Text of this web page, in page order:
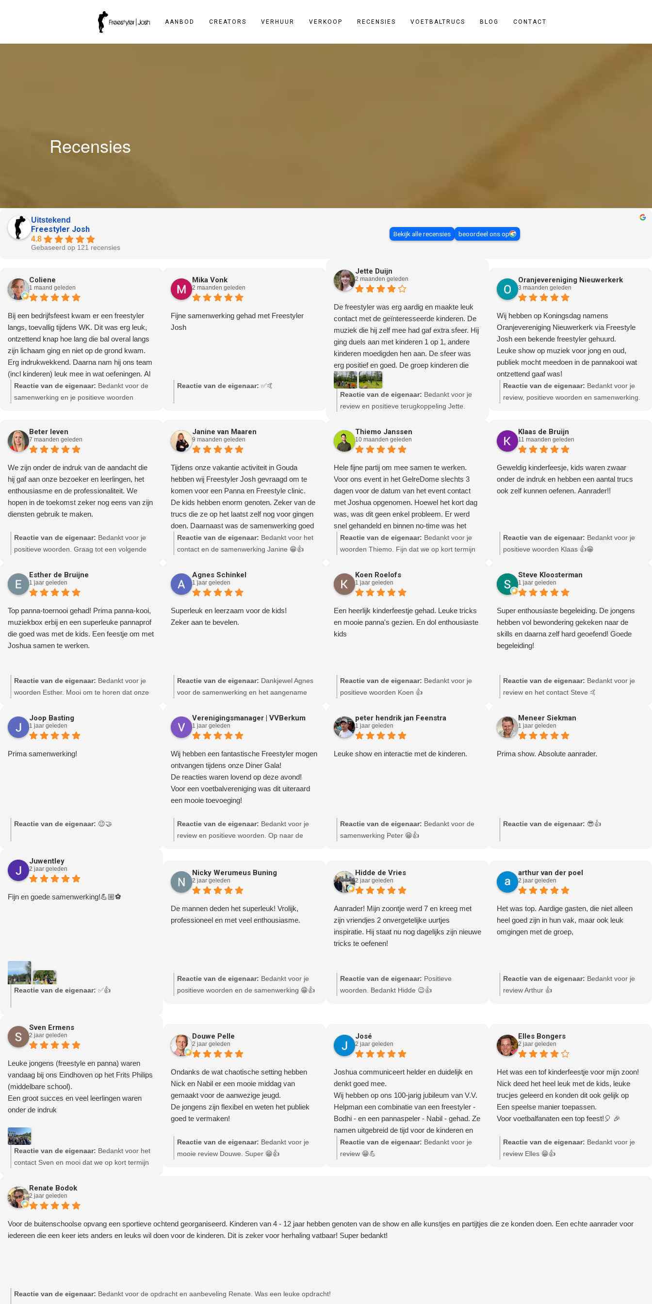
AANBOD CREATORS VERHUUR VERKOOP RECENSIES VOETBALTRUCS BLOG CONTACT
Recensies
Uitstekend
Freestyler Josh
4.8
Gebaseerd op 121 recensies
Bekijk alle recensies beoordeel ons op
Coliene
1 maand geleden
Bij een bedrijfsfeest kwam er een freestyler
langs, toevallig tijdens WK. Dit was erg leuk,
ontzettend knap hoe lang die bal overal langs
zijn lichaam ging en niet op de grond kwam.
Erg indrukwekkend. Daarna nam hij ons team
(incl kinderen) leuk mee in wat oefeningen. Al
met al leuk & geslaagd!
Reactie van de eigenaar: Bedankt voor de
samenwerking en je positieve woorden
Mika Vonk
2 maanden geleden
Fijne samenwerking gehad met Freestyler
Josh
Reactie van de eigenaar: ✅🤙
Jette Duijn
2 maanden geleden
De freestyler was erg aardig en maakte leuk
contact met de geïnteresseerde kinderen. De
muziek die hij zelf mee had gaf extra sfeer. Hij
ging duels aan met kinderen 1 op 1, andere
kinderen moedigden hen aan. De sfeer was
erg positief en goed. De groep kinderen die
erbij waren vonden het superleuk! Achteraf
sprak hij de kinderen ook nog aan om goed te
oefenen voor een volgende keer, wat ze erg
leuk vonden!
Koningsdag, het was een groot succes!
Reactie van de eigenaar: Bedankt voor je
review en positieve terugkoppeling Jette.
Oranjevereniging Nieuwerkerk
3 maanden geleden
Wij hebben op Koningsdag namens
Oranjevereniging Nieuwerkerk via Freestyle
Josh een bekende freestyler gehuurd.
Leuke show op muziek voor jong en oud,
publiek mocht meedoen in de pannakooi wat
ontzettend gaaf was!
We zouden Nick Zieren krijgen, maar hij was
op het laatste moment verhinderd.
Wij raden Freestyle Josh zeker aan bij
iedereen!!
Reactie van de eigenaar: Bedankt voor je
review, positieve woorden en samenwerking.
Beter leven
7 maanden geleden
We zijn onder de indruk van de aandacht die
hij gaf aan onze bezoeker en leerlingen, het
enthousiasme en de professionaliteit. We
hopen in de toekomst zeker nog eens van zijn
diensten gebruik te maken.
Reactie van de eigenaar: Bedankt voor je
positieve woorden. Graag tot een volgende
Janine van Maaren
9 maanden geleden
Tijdens onze vakantie activiteit in Gouda
hebben wij Freestyler Josh gevraagd om te
komen voor een Panna en Freestyle clinic.
De kids hebben enorm genoten. Zeker van de
trucs die ze op het laatst zelf nog voor gingen
doen. Daarnaast was de samenwerking goed
en professioneel.
Reactie van de eigenaar: Bedankt voor het
contact en de samenwerking Janine 😁👍
Thiemo Janssen
10 maanden geleden
Hele fijne partij om mee samen te werken.
Voor ons event in het GelreDome slechts 3
dagen voor de datum van het event contact
met Joshua opgenomen. Hoewel het kort dag
was, was dit geen enkel probleem. Er werd
snel gehandeld en binnen no-time was het
gefixt. Op de dag zelf waren freestyle
voetballers Nick en Tim tijdens de inloop van
verwelkomen en dit deden ze fantastisch! Hun
enthousiasme was precies wat we nodig
hadden om de 30-50jarige zakelijke doelgroep
meteen aan het begin van de dag te prikkelen
en uit hun comfortzone te halen.
Ik raad deze partij zeker aan!
Reactie van de eigenaar: Bedankt voor je
woorden Thiemo. Fijn dat we op kort termijn
samen konden werken. Zegen met alle
werkzaamheden.
Klaas de Bruijn
11 maanden geleden
Geweldig kinderfeesje, kids waren zwaar
onder de indruk en hebben een aantal trucs
ook zelf kunnen oefenen. Aanrader!!
Reactie van de eigenaar: Bedankt voor je
positieve woorden Klaas 👍😁
Esther de Bruijne
1 jaar geleden
Top panna-toernooi gehad! Prima panna-kooi,
muziekbox erbij en een superleuke pannaprof
die goed was met de kids. Een feestje om met
Joshua samen te werken.
Reactie van de eigenaar: Bedankt voor je
woorden Esther. Mooi om te horen dat onze
als relaxed en plezierig ervaren. Dank voor
het vertrouwen!
Agnes Schinkel
1 jaar geleden
Superleuk en leerzaam voor de kids!
Zeker aan te bevelen.
Reactie van de eigenaar: Dankjewel Agnes
voor de samenwerking en het aangename
Koen Roelofs
1 jaar geleden
Een heerlijk kinderfeestje gehad. Leuke tricks
en mooie panna's gezien. En dol enthousiaste
kids
Reactie van de eigenaar: Bedankt voor je
positieve woorden Koen 👍
Steve Kloosterman
1 jaar geleden
Super enthousiaste begeleiding. De jongens
hebben vol bewondering gekeken naar de
skills en daarna zelf hard geoefend! Goede
begeleiding!
Reactie van de eigenaar: Bedankt voor je
review en het contact Steve 🤙
Joop Basting
1 jaar geleden
Prima samenwerking!
Reactie van de eigenaar: 😉🤝
Verenigingsmanager | VVBerkum
1 jaar geleden
Wij hebben een fantastische Freestyler mogen
ontvangen tijdens onze Diner Gala!
De reacties waren lovend op deze avond!
Voor een voetbalvereniging was dit uiteraard
een mooie toevoeging!
Reactie van de eigenaar: Bedankt voor je
review en positieve woorden. Op naar de
peter hendrik jan Feenstra
1 jaar geleden
Leuke show en interactie met de kinderen.
Reactie van de eigenaar: Bedankt voor de
samenwerking Peter 😁👍
Meneer Siekman
1 jaar geleden
Prima show. Absolute aanrader.
Reactie van de eigenaar: 😎👍
Juwentley
2 jaar geleden
Fijn en goede samenwerking!💪🏼⚽️
Reactie van de eigenaar: ✅👍
Nicky Werumeus Buning
2 jaar geleden
De mannen deden het superleuk! Vrolijk,
professioneel en met veel enthousiasme.
Reactie van de eigenaar: Bedankt voor je
positieve woorden en de samenwerking 😁👍
Hidde de Vries
2 jaar geleden
Aanrader! Mijn zoontje werd 7 en kreeg met
zijn vriendjes 2 onvergetelijke uurtjes
inspiratie. Hij staat nu nog dagelijks zijn nieuwe
tricks te oefenen!
Reactie van de eigenaar: Positieve
woorden. Bedankt Hidde 😉👍
arthur van der poel
2 jaar geleden
Het was top. Aardige gasten, die niet alleen
heel goed zijn in hun vak, maar ook leuk
omgingen met de groep,
Reactie van de eigenaar: Bedankt voor je
review Arthur 👍
Sven Ermens
2 jaar geleden
Leuke jongens (freestyle en panna) waren
vandaag bij ons Eindhoven op het Frits Philips
(middelbare school).
Een groot succes en veel leerlingen waren
onder de indruk
Reactie van de eigenaar: Bedankt voor het
contact Sven en mooi dat we op kort termijn
Douwe Pelle
2 jaar geleden
Ondanks de wat chaotische setting hebben
Nick en Nabil er een mooie middag van
gemaakt voor de aanwezige jeugd.
De jongens zijn flexibel en weten het publiek
goed te vermaken!
Reactie van de eigenaar: Bedankt voor je
mooie review Douwe. Super 😁👍
José
2 jaar geleden
Joshua communiceert helder en duidelijk en
denkt goed mee.
Wij hebben op ons 100-jarig jubileum van V.V.
Helpman een combinatie van een freestyler -
Bodhi - en een pannaspeler - Nabil - gehad. Ze
namen uitgebreid de tijd voor de kinderen en
maakten er echt een show van.
De trucjes werden uitgebreid geoefend en
Reactie van de eigenaar: Bedankt voor je
review 😁💪
Elles Bongers
2 jaar geleden
Het was een tof kinderfeestje voor mijn zoon!
Nick deed het heel leuk met de kids, leuke
trucjes geleerd en konden dit ook gelijk op
Een speelse manier toepassen.
Voor voetbalfanaten een top feest!🎈 🎉
Reactie van de eigenaar: Bedankt voor je
review Elles 😁👍
Renate Bodok
2 jaar geleden
Voor de buitenschoolse opvang een sportieve ochtend georganiseerd. Kinderen van 4 - 12 jaar hebben genoten van de show en alle kunstjes en partijtjes die ze konden doen. Een echte aanrader voor
iedereen die een keer iets anders en leuks wil doen voor de kinderen. Dit is zeker voor herhaling vatbaar! Super bedankt!
Reactie van de eigenaar: Bedankt voor de opdracht en aanbeveling Renate. Was een leuke opdracht!